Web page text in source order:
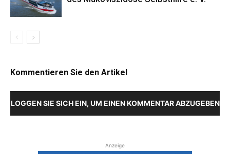
Kommentieren Sie den Artikel
LOGGEN SIE SICH EIN, UM EINEN KOMMENTAR ABZUGEBEN
Anzeige